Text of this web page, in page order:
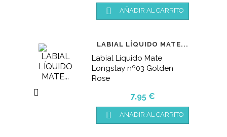
 AÑADIR AL CARRITO

LABIAL LÍQUIDO MATE...
Labial Líquido Mate
Longstay nº03 Golden
Rose
Precio
7,95 €
 AÑADIR AL CARRITO